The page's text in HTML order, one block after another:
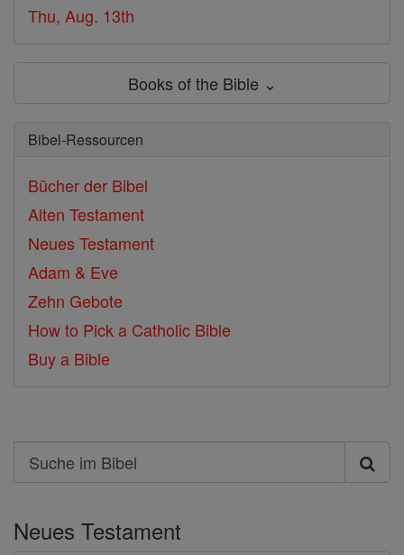
Thu, Aug. 13th
Books of the Bible ⌄
Bibel-Ressourcen
Bücher der Bibel
Alten Testament
Neues Testament
Adam & Eve
Zehn Gebote
How to Pick a Catholic Bible
Buy a Bible
Search
Suche
Bibel
Neues Testament